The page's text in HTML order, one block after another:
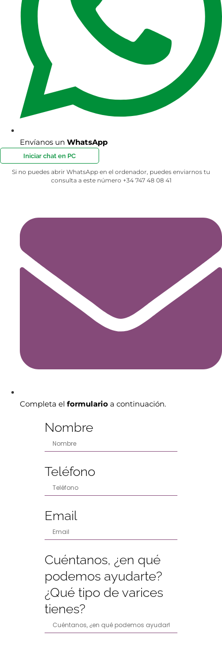
Envíanos un WhatsApp
Iniciar chat en PC
Si no puedes abrir WhatsApp en el ordenador, puedes enviarnos tu
consulta a este número +34 747 48 08 41
Completa el formulario a continuación.
Nombre
Teléfono
Email
Cuéntanos, ¿en qué
podemos ayudarte?
¿Qué tipo de varices
tienes?